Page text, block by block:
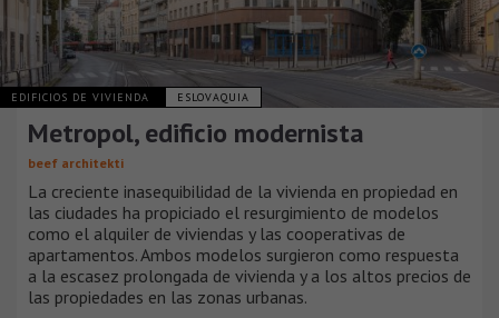
EDIFICIOS DE VIVIENDA ESLOVAQUIA
Metropol, edificio modernista
beef architekti
La creciente inasequibilidad de la vivienda en propiedad en
las ciudades ha propiciado el resurgimiento de modelos
como el alquiler de viviendas y las cooperativas de
apartamentos. Ambos modelos surgieron como respuesta
a la escasez prolongada de vivienda y a los altos precios de
las propiedades en las zonas urbanas.